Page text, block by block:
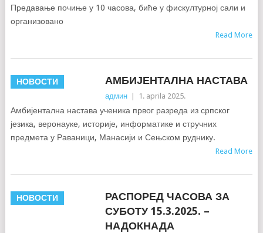
Предавање почиње у 10 часова, биће у фискултурној сали и
организовано
Read More
НОВОСТИ АМБИЈЕНТАЛНА НАСТАВА
админ 1. aprila 2025.
Амбијентална настава ученика првог разреда из српског
језика, веронауке, историје, информатике и стручних
предмета у Раваници, Манасији и Сењском руднику.
Read More
НОВОСТИ
РАСПОРЕД ЧАСОВА ЗА
СУБОТУ 15.3.2025. –
НАДОКНАДА